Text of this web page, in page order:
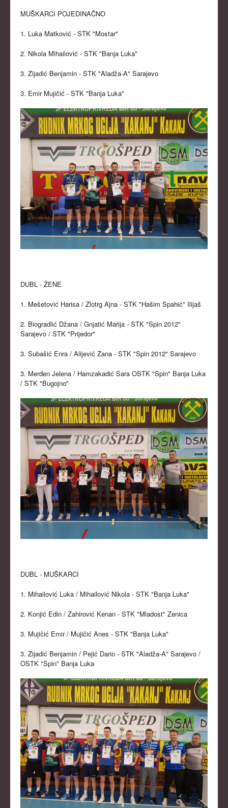
MUŠKARCI POJEDINAČNO
1. Luka Matković - STK "Mostar"
2. Nikola Mihailović - STK "Banja Luka"
3. Zijadić Benjamin - STK "Aladža-A" Sarajevo
3. Emir Mujičić - STK "Banja Luka"
DUBL - ŽENE
1. Mešetović Harisa / Zlotrg Ajna - STK "Hašim Spahić" Ilijaš
2. Biogradlić Džana / Gnjatić Marija - STK "Spin 2012"
Sarajevo / STK "Prijedor"
3. Subašić Enra / Alijević Zana - STK "Spin 2012" Sarajevo
3. Merđen Jelena / Hamzakadić Sara OSTK "Spin" Banja Luka
/ STK "Bugojno"
DUBL - MUŠKARCI
1. Mihailović Luka / Mihailović Nikola - STK "Banja Luka"
2. Konjić Edin / Zahirović Kenan - STK "Mladost" Zenica
3. Mujičić Emir / Mujičić Anes - STK "Banja Luka"
3. Zijadić Benjamin / Pejić Dario - STK "Aladža-A" Sarajevo /
OSTK "Spin" Banja Luka